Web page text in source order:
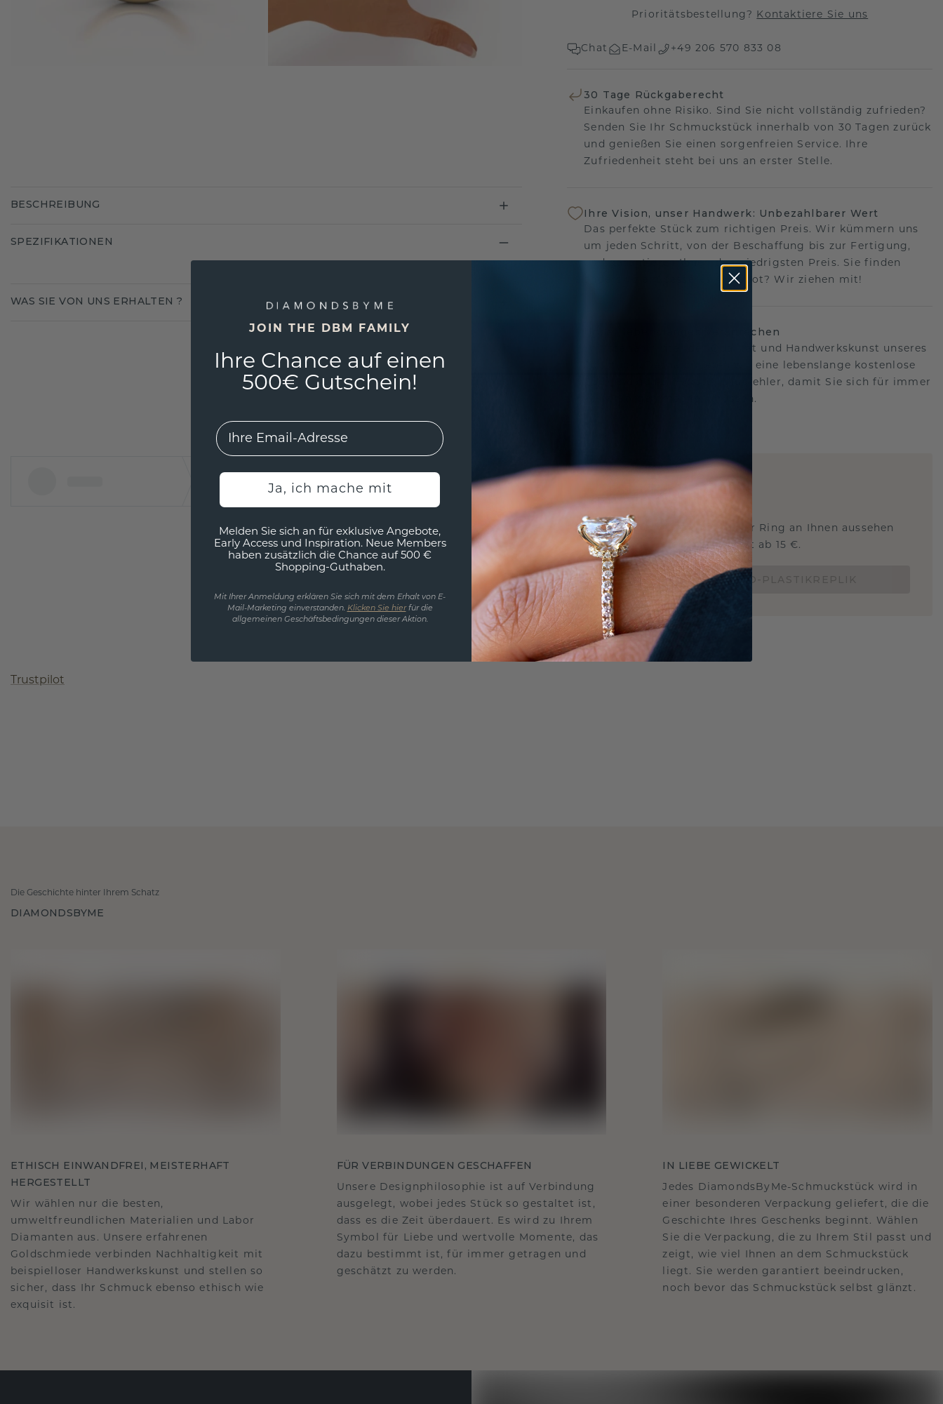
Prioritätsbestellung? Kontaktiere Sie uns
Chat E-Mail +49 206 570 833 08
30 Tage Rückgaberecht
Einkaufen ohne Risiko. Sind Sie nicht vollständig zufrieden?
Senden Sie Ihr Schmuckstück innerhalb von 30 Tagen zurück
und genießen Sie einen sorgenfreien Service. Ihre
Zufriedenheit steht bei uns an erster Stelle.
Ihre Vision, unser Handwerk: Unbezahlbarer Wert
Das perfekte Stück zum richtigen Preis. Wir kümmern uns
um jeden Schritt, von der Beschaffung bis zur Fertigung,
und garantieren Ihnen den niedrigsten Preis. Sie finden
anderswo ein besseres Angebot? Wir ziehen mit!
Unser lebenslanges Versprechen
Wir stehen hinter der Qualität und Handwerkskunst unseres
Schmucks.Deshalb bieten wir eine lebenslange kostenlose
Garantie gegen Herstellungsfehler, damit Sie sich für immer
keine Sorgen machen müssen.
3D MUSTERSCHMUCK
Wollen Sie wissen, wie dieser Ring an Ihnen aussehen
würde und ob er passt? Jetzt ab 15 €.
BESTELLE EINE 3D-PLASTIKREPLIK
BESCHREIBUNG
SPEZIFIKATIONEN
WAS SIE VON UNS ERHALTEN ?
Trustpilot
Die Geschichte hinter Ihrem Schatz
DIAMONDSBYME
ETHISCH EINWANDFREI, MEISTERHAFT
HERGESTELLT
Wir wählen nur die besten,
umweltfreundlichen Materialien und Labor
Diamanten aus. Unsere erfahrenen
Goldschmiede verbinden Nachhaltigkeit mit
beispielloser Handwerkskunst und stellen so
sicher, dass Ihr Schmuck ebenso ethisch wie
exquisit ist.
FÜR VERBINDUNGEN GESCHAFFEN
Unsere Designphilosophie ist auf Verbindung
ausgelegt, wobei jedes Stück so gestaltet ist,
dass es die Zeit überdauert. Es wird zu Ihrem
Symbol für Liebe und wertvolle Momente, das
dazu bestimmt ist, für immer getragen und
geschätzt zu werden.
IN LIEBE GEWICKELT
Jedes DiamondsByMe-Schmuckstück wird in
einer besonderen Verpackung geliefert, die die
Geschichte Ihres Geschenks beginnt. Wählen
Sie die Verpackung, die zu Ihrem Stil passt und
zeigt, wie viel Ihnen an dem Schmuckstück
liegt. Sie werden garantiert beeindrucken,
noch bevor das Schmuckstück selbst glänzt.
JOIN THE DBM FAMILY
Ihre Chance auf einen
500€ Gutschein!
EMail
Ja, ich mache mit
Melden Sie sich an für exklusive Angebote,
Early Access und Inspiration. Neue Members
haben zusätzlich die Chance auf 500 €
Shopping-Guthaben.
Mit Ihrer Anmeldung erklären Sie sich mit dem Erhalt von E-
Mail-Marketing einverstanden. Klicken Sie hierfür die
allgemeinen Geschäftsbedingungen dieser Aktion.